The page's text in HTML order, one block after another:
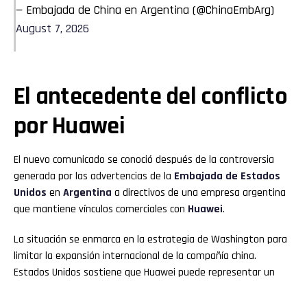
— Embajada de China en Argentina (@ChinaEmbArg)
August 7, 2026
El antecedente del conflicto
por Huawei
El nuevo comunicado se conoció después de la controversia
generada por las advertencias de la Embajada de Estados
Unidos en Argentina a directivos de una empresa argentina
que mantiene vínculos comerciales con Huawei.
La situación se enmarca en la estrategia de Washington para
limitar la expansión internacional de la compañía china.
Estados Unidos sostiene que Huawei puede representar un